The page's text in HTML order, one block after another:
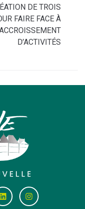
DE TROIS
FAIRE FACE À
D’ACTIVITÉS